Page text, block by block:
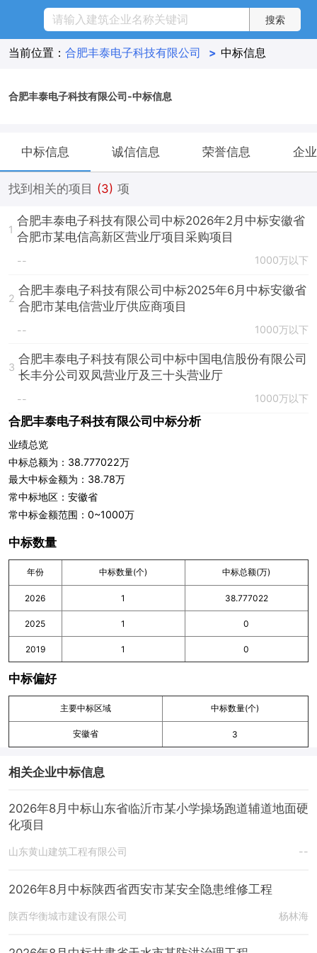
当前位置： 合肥丰泰电子科技有限公司 > 中标信息
合肥丰泰电子科技有限公司-中标信息
中标信息 诚信信息 荣誉信息 企
找到相关的项目 (3) 项
1
合肥丰泰电子科技有限公司中标2026年2月中标安徽省
合肥市某电信高新区营业厅项目采购项目
-- 1000万以下
2
合肥丰泰电子科技有限公司中标2025年6月中标安徽省
合肥市某电信营业厅供应商项目
-- 1000万以下
3
合肥丰泰电子科技有限公司中标中国电信股份有限公司
长丰分公司双凤营业厅及三十头营业厅
-- 1000万以下
合肥丰泰电子科技有限公司中标分析
业绩总览
中标总额为：38.777022万
最大中标金额为：38.78万
常中标地区：安徽省
常中标金额范围：0~1000万
中标数量
年份 中标数量(个) 中标总额(万)
2026 1 38.777022
2025 1 0
2019 1 0
中标偏好
主要中标区域 中标数量(个)
安徽省 3
相关企业中标信息
2026年8月中标山东省临沂市某小学操场跑道辅道地面硬
化项目
山东黄山建筑工程有限公司 --
2026年8月中标陕西省西安市某安全隐患维修工程
陕西华衡城市建设有限公司 杨林海